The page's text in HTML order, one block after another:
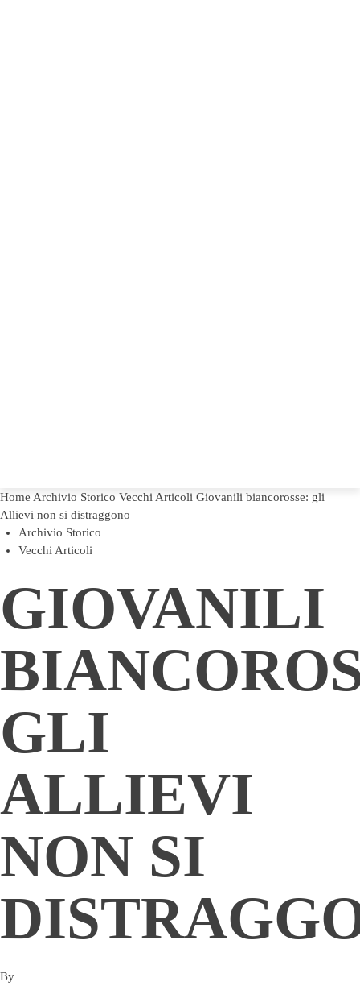
Home Archivio Storico Vecchi Articoli Giovanili biancorosse: gli
Allievi non si distraggono
Archivio Storico
Vecchi Articoli
GIOVANILI
GLI
ALLIEVI
NON SI
By